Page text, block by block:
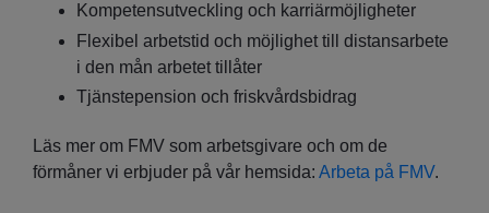
Kompetensutveckling och karriärmöjligheter
Flexibel arbetstid och möjlighet till distansarbete
i den mån arbetet tillåter
Tjänstepension och friskvårdsbidrag
Läs mer om FMV som arbetsgivare och om de
förmåner vi erbjuder på vår hemsida: Arbeta på FMV.